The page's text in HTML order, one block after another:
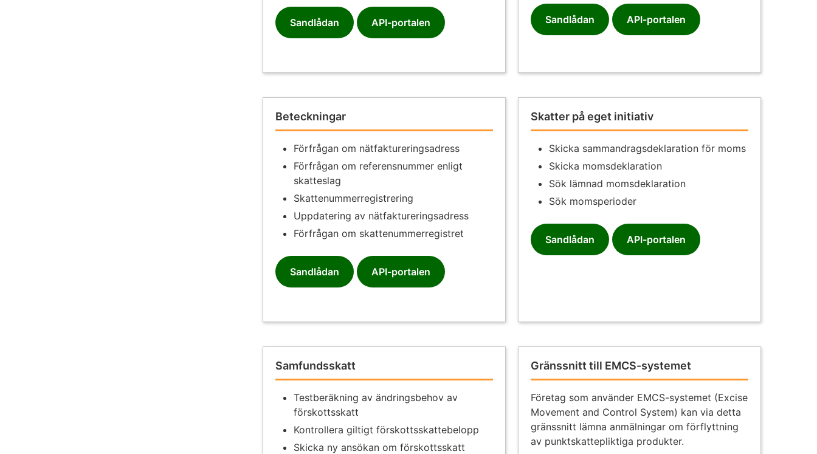
Sandlådan API-portalen Sandlådan API-portalen
Beteckningar
Förfrågan om nätfaktureringsadress
Förfrågan om referensnummer enligt
skatteslag
Skattenummerregistrering
Uppdatering av nätfaktureringsadress
Förfrågan om skattenummerregistret
Sandlådan API-portalen
Skatter på eget initiativ
Skicka sammandragsdeklaration för moms
Skicka momsdeklaration
Sök lämnad momsdeklaration
Sök momsperioder
Sandlådan API-portalen
Samfundsskatt
Testberäkning av ändringsbehov av
förskottsskatt
Kontrollera giltigt förskottsskattebelopp
Skicka ny ansökan om förskottsskatt
Gränssnitt till EMCS-systemet
Företag som använder EMCS-systemet (Excise
Movement and Control System) kan via detta
gränssnitt lämna anmälningar om förflyttning
av punktskattepliktiga produkter.